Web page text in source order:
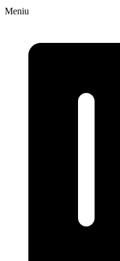
Meniu